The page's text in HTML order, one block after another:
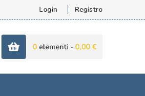
Login Registro
0 elementi - 0,00 €